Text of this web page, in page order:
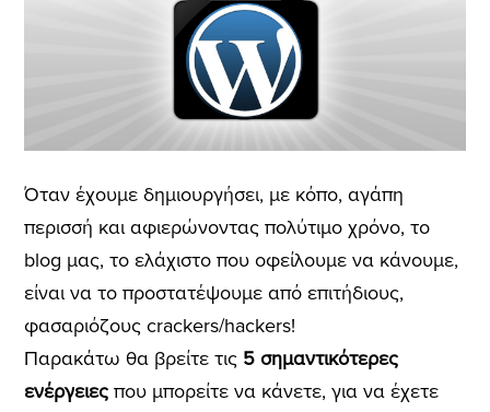
Όταν έχουμε δημιουργήσει, με κόπο, αγάπη
περισσή και αφιερώνοντας πολύτιμο χρόνο, το
blog μας, το ελάχιστο που οφείλουμε να κάνουμε,
είναι να το προστατέψουμε από επιτήδιους,
φασαριόζους crackers/hackers!
Παρακάτω θα βρείτε τις 5 σημαντικότερες
ενέργειεςπου μπορείτε να κάνετε, για να έχετε